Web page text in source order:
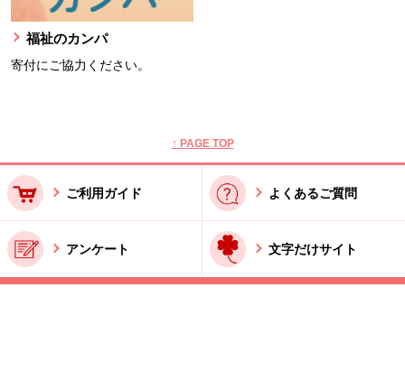
福祉のカンパ
寄付にご協力ください。
↑ PAGE TOP
ご利用ガイド よくあるご質問
アンケート 文字だけサイト